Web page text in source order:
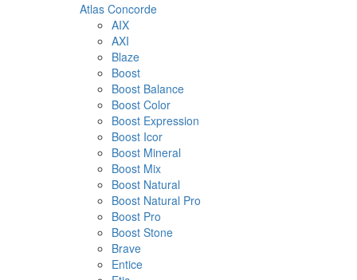
Atlas Concorde
AIX
AXI
Blaze
Boost
Boost Balance
Boost Color
Boost Expression
Boost Icor
Boost Mineral
Boost Mix
Boost Natural
Boost Natural Pro
Boost Pro
Boost Stone
Brave
Entice